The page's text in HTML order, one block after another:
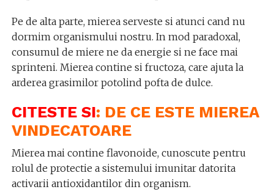
Pe de alta parte, mierea serveste si atunci cand nu
dormim organismului nostru. In mod paradoxal,
consumul de miere ne da energie si ne face mai
sprinteni. Mierea contine si fructoza, care ajuta la
arderea grasimilor potolind pofta de dulce.
CITESTE SI: DE CE ESTE MIEREA
VINDECATOARE
Mierea mai contine flavonoide, cunoscute pentru
rolul de protectie a sistemului imunitar datorita
activarii antioxidantilor din organism.